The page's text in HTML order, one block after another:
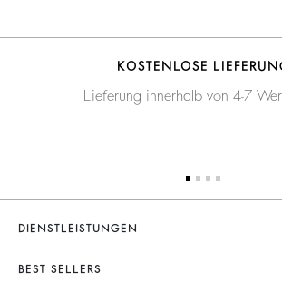
KOSTENLOSE
Lieferung innerhalb von 4-7
DIENSTLEISTUNGEN
Rücksendungen Und Erstattungen
BEST SELLERS